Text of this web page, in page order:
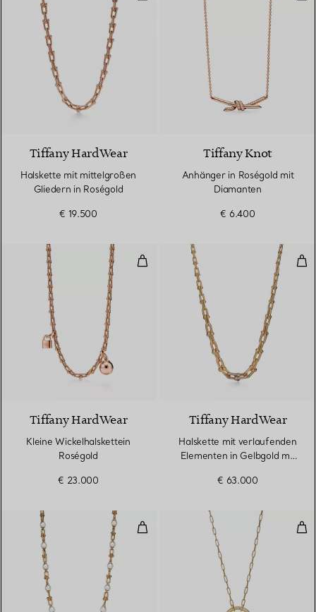
2 Materialien
Tiffany HardWear
Halskette mit mittelgroßen
Gliedern in Roségold
€ 19.500
Tiffany Knot
Anhänger in Roségold mit
Diamanten
€ 6.400
Kleine Wickelhalskettein
2 Materialien
Tiffany HardWear
Kleine Wickelhalskettein
Roségold
€ 23.000
Tiffany HardWear
Halskette mit verlaufenden
Elementen in Gelbgold mit
€ 63.000
Gliederhalskette in